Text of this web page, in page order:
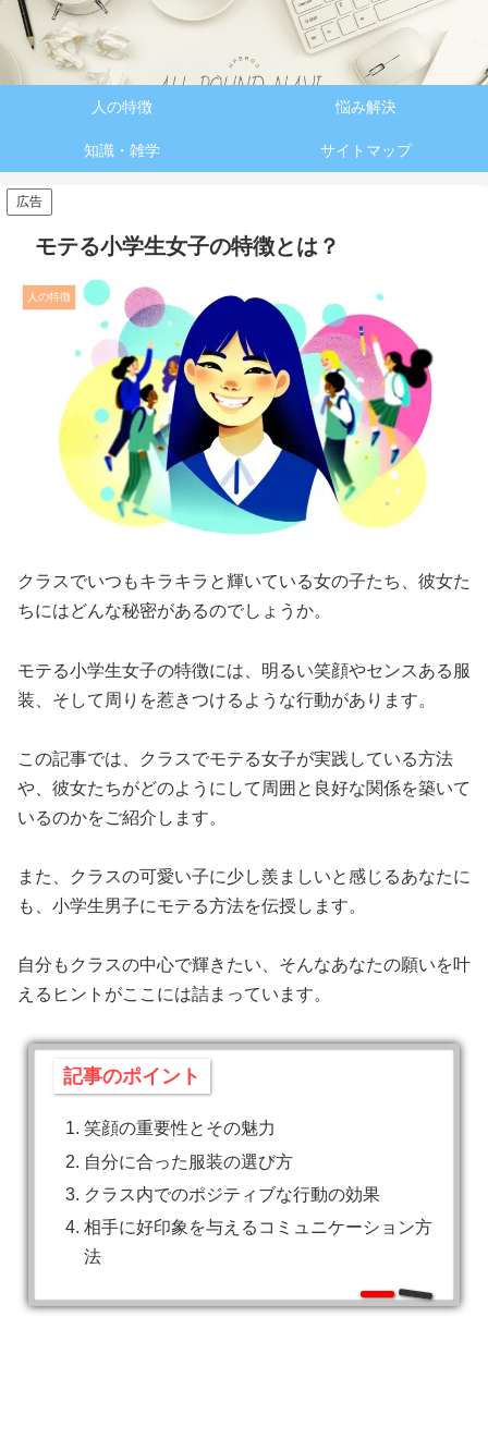
人の特徴 悩み解決
知識・雑学 サイトマップ
広告
モテる小学生女子の特徴とは？
人の特徴
クラスでいつもキラキラと輝いている女の子たち、彼女た
ちにはどんな秘密があるのでしょうか。
モテる小学生女子の特徴には、明るい笑顔やセンスある服
装、そして周りを惹きつけるような行動があります。
この記事では、クラスでモテる女子が実践している方法
や、彼女たちがどのようにして周囲と良好な関係を築いて
いるのかをご紹介します。
また、クラスの可愛い子に少し羨ましいと感じるあなたに
も、小学生男子にモテる方法を伝授します。
自分もクラスの中心で輝きたい、そんなあなたの願いを叶
えるヒントがここには詰まっています。
記事のポイント
笑顔の重要性とその魅力
自分に合った服装の選び方
クラス内でのポジティブな行動の効果
相手に好印象を与えるコミュニケーション方
法